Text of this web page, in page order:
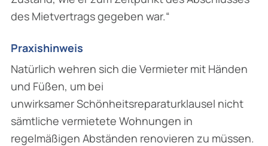
des Mietvertrags gegeben war.“
Praxishinweis
Natürlich wehren sich die Vermieter mit Händen
und Füßen, um bei
unwirksamer Schönheitsreparaturklausel nicht
sämtliche vermietete Wohnungen in
regelmäßigen Abständen renovieren zu müssen.